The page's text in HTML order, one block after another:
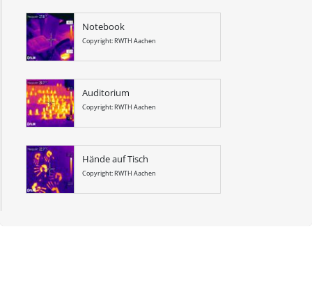
Notebook
Copyright: RWTH Aachen
Auditorium
Copyright: RWTH Aachen
Hände auf Tisch
Copyright: RWTH Aachen